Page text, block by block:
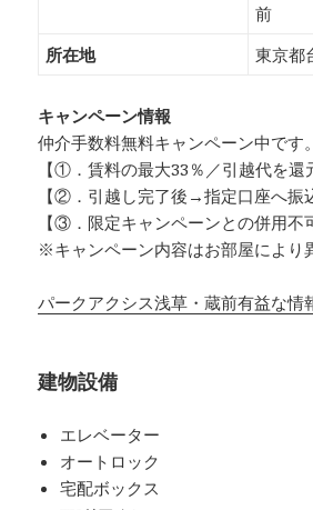
前
所在地
東京都
キャンペーン情報
仲介手数料無料キャンペーン中です。
【①．賃料の最大33％／引越代を還
【②．引越し完了後→指定口座へ振
【③．限定キャンペーンとの併用不
※キャンペーン内容はお部屋により
パークアクシス浅草・蔵前有益な情
建物設備
エレベーター
オートロック
宅配ボックス